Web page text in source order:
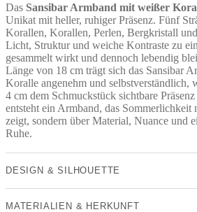
Das Sansibar Armband mit weißer
Unikat mit heller, ruhiger Präsenz. Fünf
Korallen, Korallen, Perlen, Bergkristall
Licht, Struktur und weiche Kontraste zu
gesammelt wirkt und dennoch lebendig
Länge von 18 cm trägt sich das Sansibar
Koralle angenehm und selbstverständlich,
4 cm dem Schmuckstück sichtbare
entsteht ein Armband, das Sommerlichkeit
zeigt, sondern über Material, Nuance und
Ruhe.
DESIGN & SILHOUETTE
MATERIALIEN & HERKUNFT